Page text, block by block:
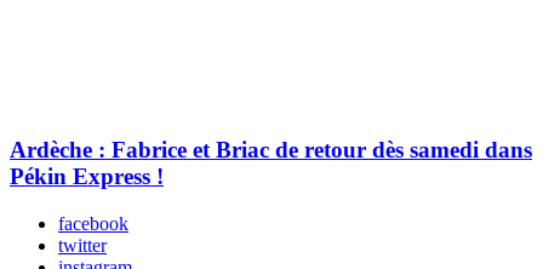
Ardèche : Fabrice et Briac de retour dès samedi dans
Pékin Express !
facebook
twitter